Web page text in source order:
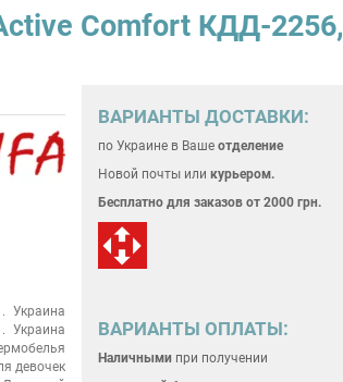
Comfort КДД-2256,
Украина
Украина
девочек
ВАРИАНТЫ ДОСТАВКИ:
по Украине в Ваше отделение
Новой почты или курьером.
Бесплатно для заказов от 2000 грн.
ВАРИАНТЫ ОПЛАТЫ:
Наличнымипри получении